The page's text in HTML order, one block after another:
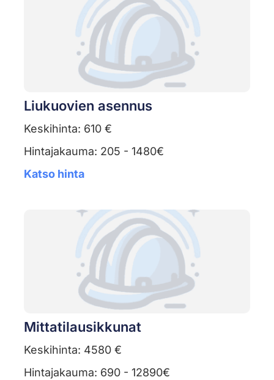
Liukuovien asennus
Keskihinta: 610 €
Hintajakauma: 205 - 1480€
Katso hinta
Mittatilausikkunat
Keskihinta: 4580 €
Hintajakauma: 690 - 12890€